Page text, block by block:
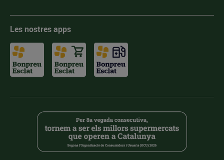
Les nostres apps